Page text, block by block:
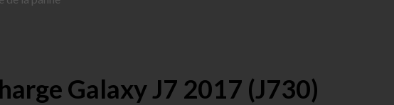
Galaxy J7 2017 (J730)